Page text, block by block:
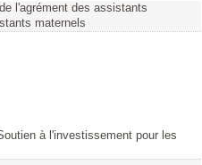
l'agrément des assistants
maternels
à l'investissement pour les